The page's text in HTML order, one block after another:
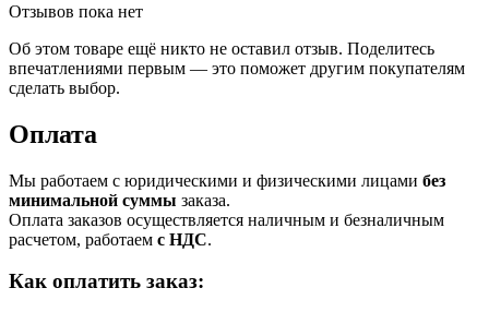
Отзывов пока нет
Об этом товаре ещё никто не оставил отзыв. Поделитесь
впечатлениями первым — это поможет другим покупателям
сделать выбор.
Оплата
Мы работаем с юридическими и физическими лицами без
минимальной суммы заказа.
Оплата заказов осуществляется наличным и безналичным
расчетом, работаем с НДС.
Как оплатить заказ: